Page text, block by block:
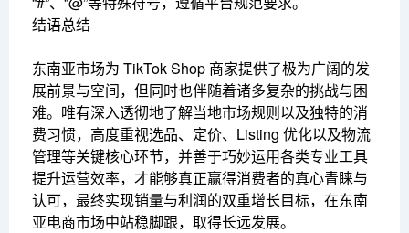
结语总结
东南亚市场为 TikTok Shop 商家提供了极为广阔的发
展前景与空间，但同时也伴随着诸多复杂的挑战与困
难。唯有深入透彻地了解当地市场规则以及独特的消
费习惯，高度重视选品、定价、Listing 优化以及物流
管理等关键核心环节，并善于巧妙运用各类专业工具
提升运营效率，才能够真正赢得消费者的真心青睐与
认可，最终实现销量与利润的双重增长目标，在东南
亚电商市场中站稳脚跟，取得长远发展。